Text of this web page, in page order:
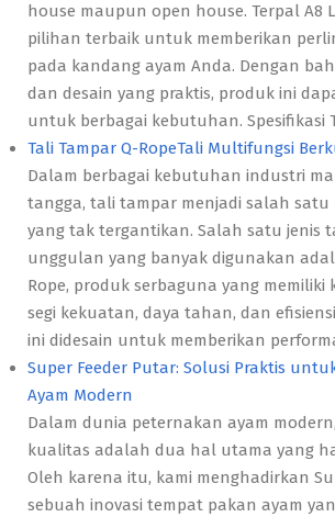
house maupun open house. Terpal A8
pilihan terbaik untuk memberikan
pada kandang ayam Anda. Dengan
dan desain yang praktis, produk ini
untuk berbagai kebutuhan. Spesifikasi
Tali Tampar Q-RopeTali Multifungsi
Dalam berbagai kebutuhan industri
tangga, tali tampar menjadi salah satu
yang tak tergantikan. Salah satu jenis
unggulan yang banyak digunakan
Rope, produk serbaguna yang memiliki
segi kekuatan, daya tahan, dan
ini didesain untuk memberikan
Super Feeder Putar: Solusi Praktis
Ayam Modern
Dalam dunia peternakan ayam
kualitas adalah dua hal utama yang
Oleh karena itu, kami menghadirkan
sebuah inovasi tempat pakan ayam